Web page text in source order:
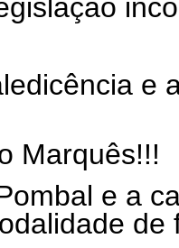
e
Marquês!!!
e a
de